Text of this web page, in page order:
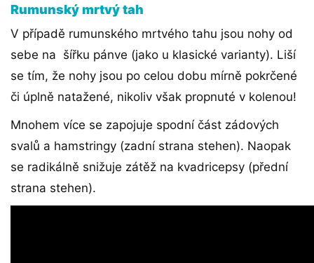
Rumunský mrtvý tah
V případě rumunského mrtvého tahu jsou nohy od
sebe na šířku pánve (jako u klasické varianty). Liší
se tím, že nohy jsou po celou dobu mírně pokrčené
či úplně natažené, nikoliv však propnuté v kolenou!
Mnohem více se zapojuje spodní část zádových
svalů a hamstringy (zadní strana stehen). Naopak
se radikálně snižuje zátěž na kvadricepsy (přední
strana stehen).